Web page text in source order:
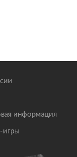
информация
игры